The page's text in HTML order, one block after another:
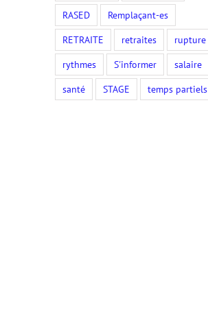
RASED
Remplaçant-es
RETRAITE
retraites
rupture
rythmes
S'informer
salaire
santé
STAGE temps partiels